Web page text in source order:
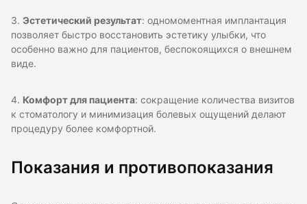
3. Эстетический результат: одномоментная имплантация
позволяет быстро восстановить эстетику улыбки, что
особенно важно для пациентов, беспокоящихся о внешнем
виде.
4. Комфорт для пациента: сокращение количества визитов
к стоматологу и минимизация болевых ощущений делают
процедуру более комфортной.
Показания и противопоказания